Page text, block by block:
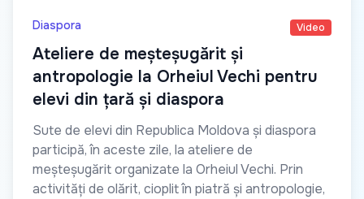
Diaspora Video
Ateliere de meșteșugărit și
antropologie la Orheiul Vechi pentru
elevi din țară și diaspora
Sute de elevi din Republica Moldova și diaspora
participă, în aceste zile, la ateliere de
meșteșugărit organizate la Orheiul Vechi. Prin
activități de olărit, cioplit în piatră și antropologie,